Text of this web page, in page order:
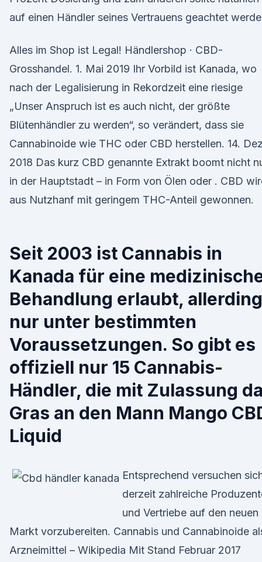
auf einen Händler seines Vertrauens geachtet
Alles im Shop ist Legal! Händlershop · CBD-
Grosshandel. 1. Mai 2019 Ihr Vorbild ist Kanada, wo
nach der Legalisierung in Rekordzeit eine riesige
„Unser Anspruch ist es auch nicht, der größte
Blütenhändler zu werden“, so verändert, dass sie
Cannabinoide wie THC oder CBD herstellen. 14.
2018 Das kurz CBD genannte Extrakt boomt nicht
in der Hauptstadt – in Form von Ölen oder . CBD
aus Nutzhanf mit geringem THC-Anteil gewonnen.
Seit 2003 ist Cannabis in
Kanada für eine
Behandlung erlaubt,
nur unter bestimmten
Voraussetzungen. So gibt es
offiziell nur 15 Cannabis-
Händler, die mit Zulassung
Gras an den Mann Mango
Liquid
Entsprechend versuchen
derzeit zahlreiche
und Vertriebe auf den neuen
Markt vorzubereiten. Cannabis und Cannabinoide
Arzneimittel – Wikipedia Mit Stand Februar 2017